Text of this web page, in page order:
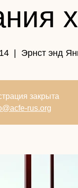
  |
Эрнст энд
закрыта
rus.org